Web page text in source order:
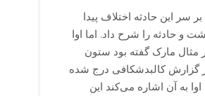
سر این حادثه اختلاف پیدا
و حادثه را شرح داد. اما اوا
مثال مارک گفته بود ستون
گزارش کالبدشکافی درج شده
به آن اشاره می‌کند این